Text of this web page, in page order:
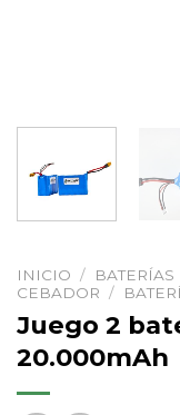
INICIO / BATERÍAS
CEBADOR /
Juego 2
20.000mAh